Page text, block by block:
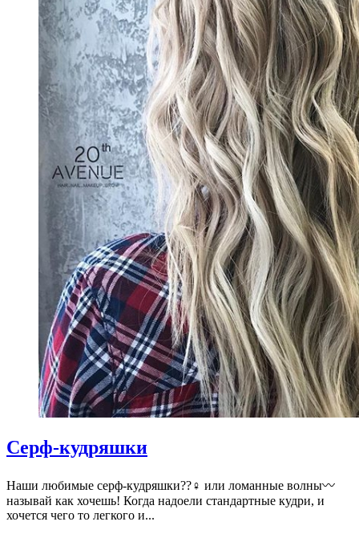
Серф-кудряшки
Наши любимые серф-кудряшки??‍♀️ или ломанные волны〰
называй как хочешь! Когда надоели стандартные кудри, и
хочется чего то легкого и...